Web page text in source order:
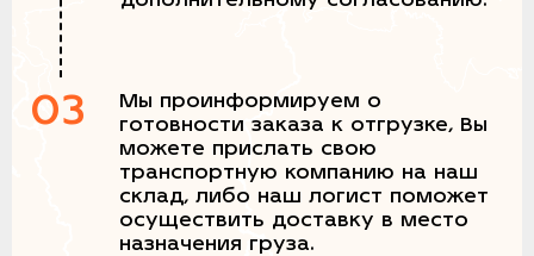
03
Мы проинформируем о
готовности заказа к отгрузке, Вы
можете прислать свою
транспортную компанию на наш
склад, либо наш логист поможет
осуществить доставку в место
назначения груза.